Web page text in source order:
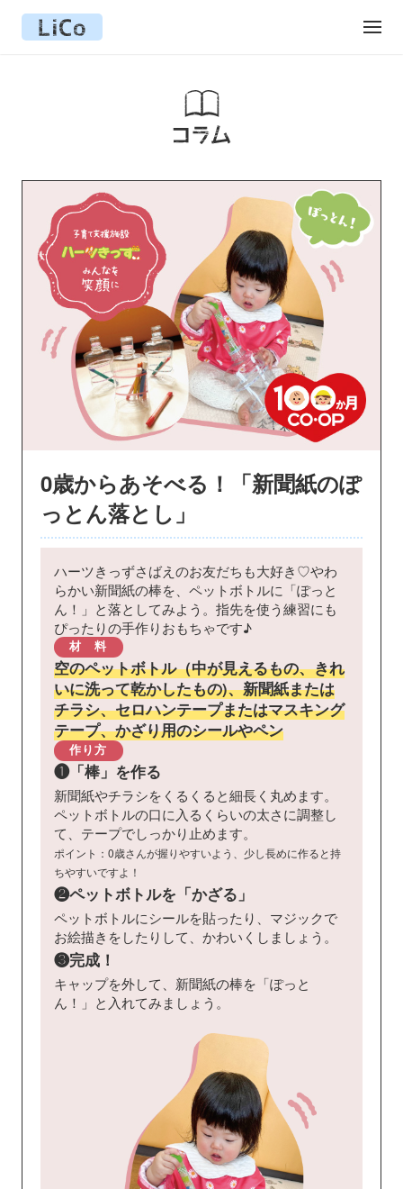
0歳からあそべる！「新聞紙のぽ
っとん落とし」
ハーツきっずさばえのお友だちも大好き♡やわ
らかい新聞紙の棒を、ペットボトルに「ぽっと
ん！」と落としてみよう。指先を使う練習にも
ぴったりの手作りおもちゃです♪
材 料
空のペットボトル（中が見えるもの、きれ
いに洗って乾かしたもの)、新聞紙または
チラシ、セロハンテープまたはマスキング
テープ、かざり用のシールやペン
作り方
❶「棒」を作る
新聞紙やチラシをくるくると細長く丸めます。
ペットボトルの口に入るくらいの太さに調整し
て、テープでしっかり止めます。
ポイント：0歳さんが握りやすいよう、少し長めに作ると持
ちやすいですよ！
❷ペットボトルを「かざる」
ペットボトルにシールを貼ったり、マジックで
お絵描きをしたりして、かわいくしましょう。
❸完成！
キャップを外して、新聞紙の棒を「ぽっと
ん！」と入れてみましょう。